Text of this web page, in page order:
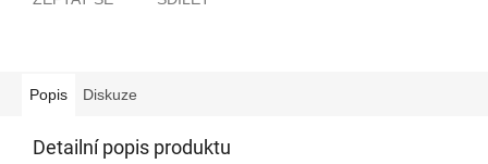
Popis Diskuze
Detailní popis produktu